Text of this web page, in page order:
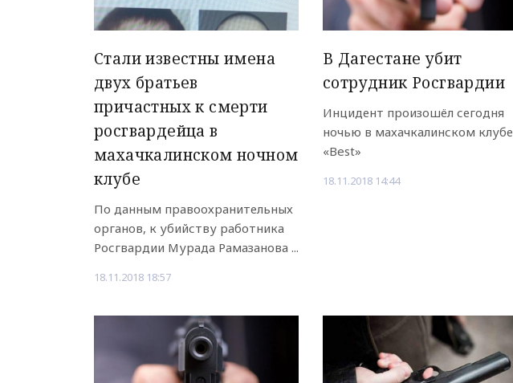
Стали известны имена
двух братьев
причастных к смерти
росгвардейца в
махачкалинском ночном
клубе
По данным правоохранительных
органов, к убийству работника
Росгвардии Мурада Рамазанова ...
18.11.2018 18:57
В Дагестане убит
сотрудник Росгвардии
Инцидент произошёл сегодня
ночью в махачкалинском клубе
«Best»
18.11.2018 14:44